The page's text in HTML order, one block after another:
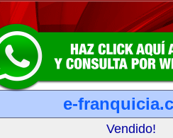
e-
Vendido!